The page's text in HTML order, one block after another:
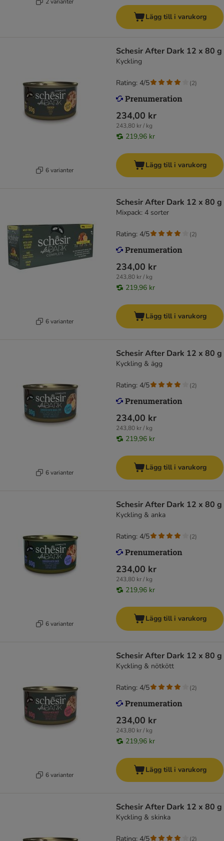
Lägg till i varukorg
6 varianter
Schesir After Dark 12 x 80 g
Kyckling
234,00 kr
243,80 kr / kg
219,96 kr
Rating: 4/5 (2)
Lägg till i varukorg
6 varianter
Schesir After Dark 12 x 80 g
Mixpack: 4 sorter
234,00 kr
243,80 kr / kg
219,96 kr
Rating: 4/5 (2)
Lägg till i varukorg
6 varianter
Schesir After Dark 12 x 80 g
Kyckling & ägg
234,00 kr
243,80 kr / kg
219,96 kr
Rating: 4/5 (2)
Lägg till i varukorg
6 varianter
Schesir After Dark 12 x 80 g
Kyckling & anka
234,00 kr
243,80 kr / kg
219,96 kr
Rating: 4/5 (2)
Lägg till i varukorg
6 varianter
Schesir After Dark 12 x 80 g
Kyckling & nötkött
234,00 kr
243,80 kr / kg
219,96 kr
Rating: 4/5 (2)
Lägg till i varukorg
Schesir After Dark 12 x 80 g
Kyckling & skinka
Rating: 4/5 (2)